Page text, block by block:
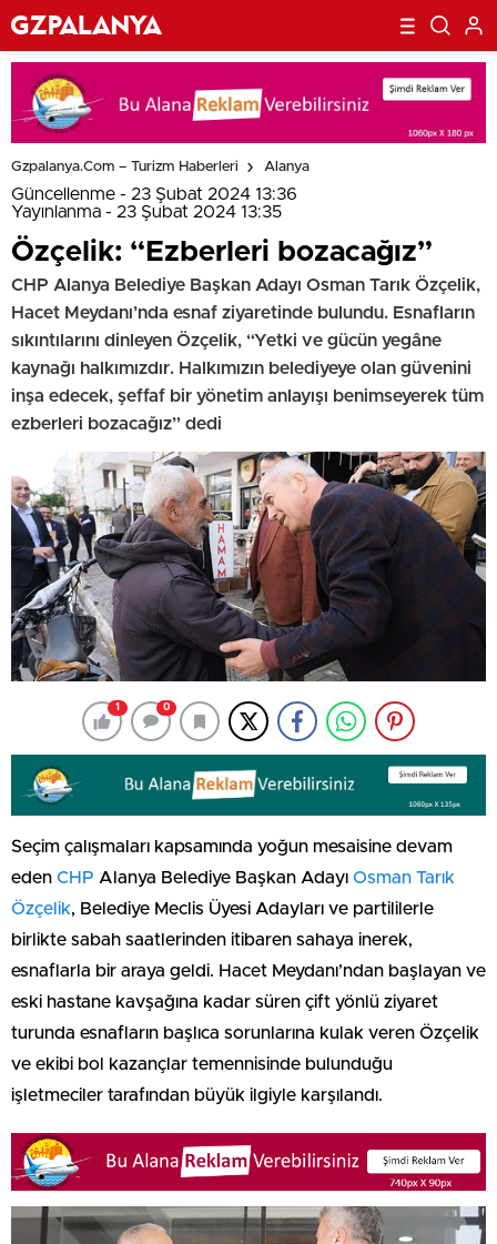
Gzpalanya.com – Turizm Haberleri Alanya
Güncellenme - 23 Şubat 2024 13:36
Yayınlanma - 23 Şubat 2024 13:35
Özçelik: “Ezberleri bozacağız”
CHP Alanya Belediye Başkan Adayı Osman Tarık Özçelik,
Hacet Meydanı’nda esnaf ziyaretinde bulundu. Esnafların
sıkıntılarını dinleyen Özçelik, “Yetki ve gücün yegâne
kaynağı halkımızdır. Halkımızın belediyeye olan güvenini
inşa edecek, şeffaf bir yönetim anlayışı benimseyerek tüm
ezberleri bozacağız” dedi
1 0
Seçim çalışmaları kapsamında yoğun mesaisine devam
eden CHP Alanya Belediye Başkan Adayı Osman Tarık
Özçelik, Belediye Meclis Üyesi Adayları ve partililerle
birlikte sabah saatlerinden itibaren sahaya inerek,
esnaflarla bir araya geldi. Hacet Meydanı’ndan başlayan ve
eski hastane kavşağına kadar süren çift yönlü ziyaret
turunda esnafların başlıca sorunlarına kulak veren Özçelik
ve ekibi bol kazançlar temennisinde bulunduğu
işletmeciler tarafından büyük ilgiyle karşılandı.